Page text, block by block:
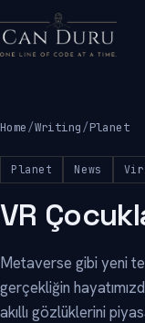
Home/Writing/Planet
Planet News
VR
Metaverse gibi yeni
gerçekliğin
akıllı gözlüklerini